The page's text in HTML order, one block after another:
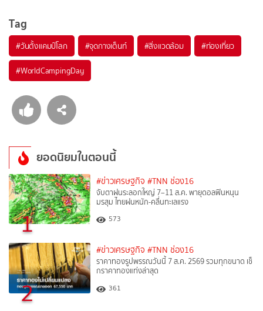
Tag
#วันตั้งแคมป์โลก #จุดกางเต็นท์ #สิ่งแวดล้อม #ท่องเที่ยว
#WorldCampingDay
ยอดนิยมในตอนนี้
1
#ข่าวเศรษฐกิจ #TNN ช่อง16
จับตาฝนระลอกใหญ่ 7–11 ส.ค. พายุดอลฟินหนุน
มรสุม ไทยฝนหนัก-คลื่นทะเลแรง
573
2
#ข่าวเศรษฐกิจ #TNN ช่อง16
ราคาทองรูปพรรณวันนี้ 7 ส.ค. 2569 รวมทุกขนาด เช็
กราคาทองแท่งล่าสุด
361